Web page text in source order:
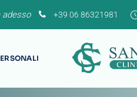
adesso +39 06 86321981